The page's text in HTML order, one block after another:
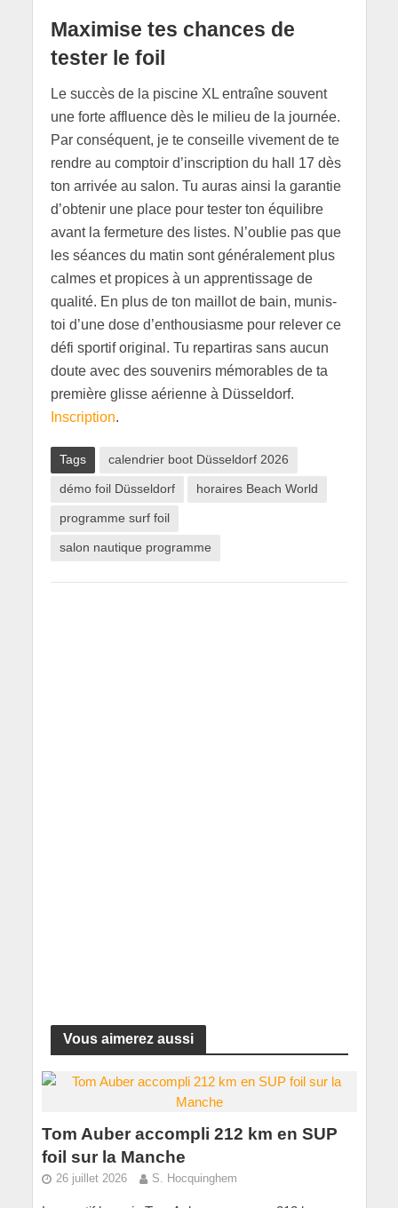
Maximise tes chances de
tester le foil
Le succès de la piscine XL entraîne souvent
une forte affluence dès le milieu de la journée.
Par conséquent, je te conseille vivement de te
rendre au comptoir d’inscription du hall 17 dès
ton arrivée au salon. Tu auras ainsi la garantie
d’obtenir une place pour tester ton équilibre
avant la fermeture des listes. N’oublie pas que
les séances du matin sont généralement plus
calmes et propices à un apprentissage de
qualité. En plus de ton maillot de bain, munis-
toi d’une dose d’enthousiasme pour relever ce
défi sportif original. Tu repartiras sans aucun
doute avec des souvenirs mémorables de ta
première glisse aérienne à Düsseldorf.
Inscription.
Tags calendrier boot Düsseldorf 2026
démo foil Düsseldorf horaires Beach World
programme surf foil
salon nautique programme
Vous aimerez aussi
Tom Auber accompli 212 km en SUP
foil sur la Manche
26 juillet 2026 S. Hocquinghem